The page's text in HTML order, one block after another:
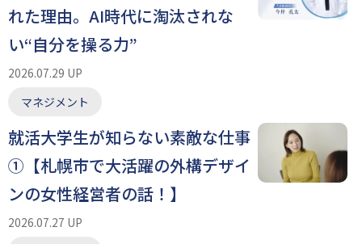
2026.07.29 UP
れた理由。AI時代に淘汰されな
い“自分を操る力”
マネジメント
2026.07.27 UP
就活大学生が知らない素敵な仕事
①【札幌市で大活躍の外構デザイ
ンの女性経営者の話！】